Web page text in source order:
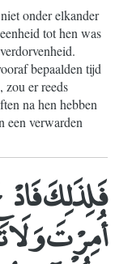
onder elkander
tot hen was
bepaalden tijd
zou er reeds
na hen hebben
een verwarden
فَلِذَلِكَ
أُمِرْتَ وَلَا